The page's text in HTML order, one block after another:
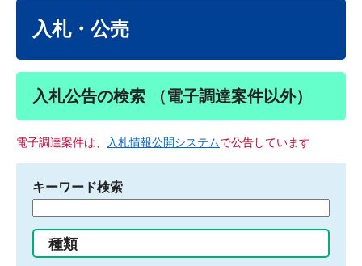
入札・公売
入札公告の検索 （電子調達案件以外）
電子調達案件は、 入札情報公開システムで公告しています
キーワード検索
る
種類